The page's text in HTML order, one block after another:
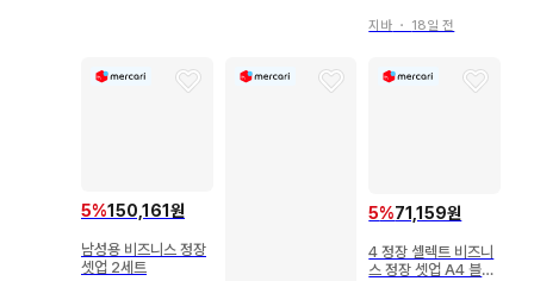
지바 ・ 18일 전
5%150,161원
남성용 비즈니스 정장
셋업 2세트
5%71,159원
4 정장 셀렉트 비즈니
스 정장 셋업 A4 블랙